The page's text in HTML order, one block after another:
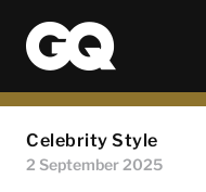
Celebrity Style
2 September 2025